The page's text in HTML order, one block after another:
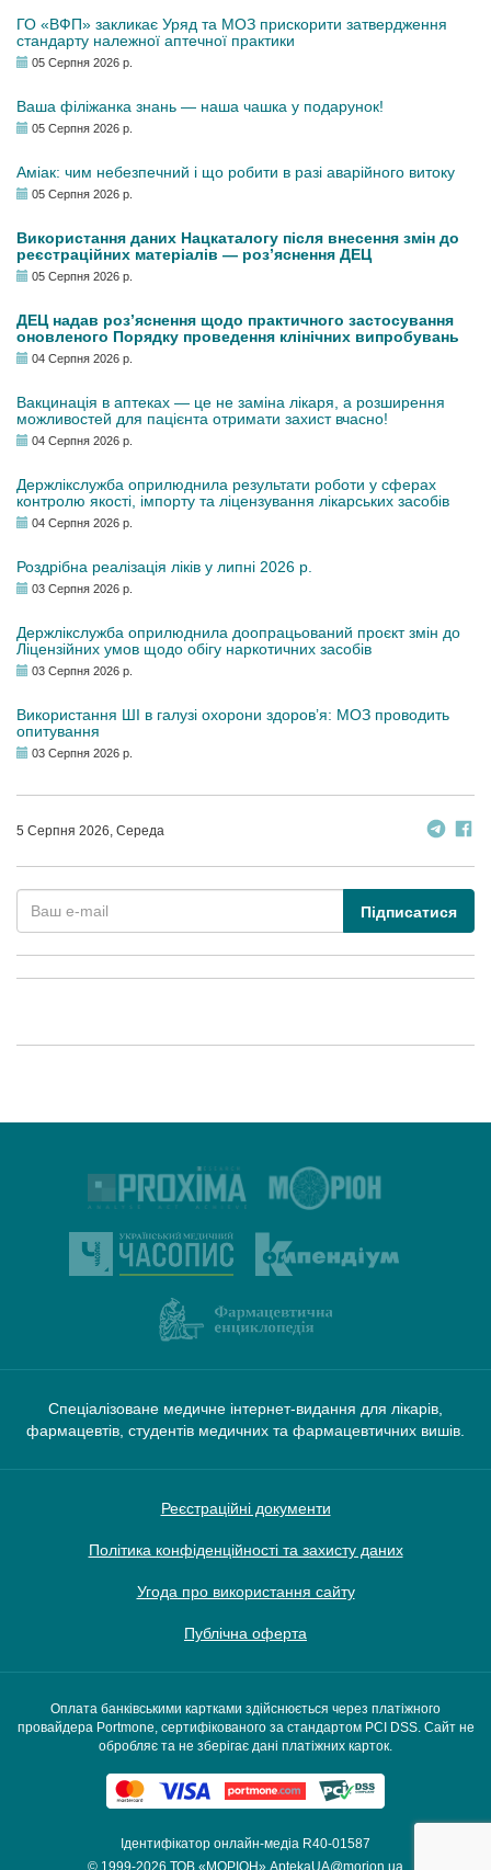
ГО «ВФП» закликає Уряд та МОЗ прискорити затвердження
стандарту належної аптечної практики
05 Серпня 2026 р.
Ваша філіжанка знань — наша чашка у подарунок!
05 Серпня 2026 р.
Аміак: чим небезпечний і що робити в разі аварійного витоку
05 Серпня 2026 р.
Використання даних Нацкаталогу після внесення змін до
реєстраційних матеріалів — роз’яснення ДЕЦ
05 Серпня 2026 р.
ДЕЦ надав роз’яснення щодо практичного застосування
оновленого Порядку проведення клінічних випробувань
04 Серпня 2026 р.
Вакцинація в аптеках — це не заміна лікаря, а розширення
можливостей для пацієнта отримати захист вчасно!
04 Серпня 2026 р.
Держлікслужба оприлюднила результати роботи у сферах
контролю якості, імпорту та ліцензування лікарських засобів
04 Серпня 2026 р.
Роздрібна реалізація ліків у липні 2026 р.
03 Серпня 2026 р.
Держлікслужба оприлюднила доопрацьований проєкт змін до
Ліцензійних умов щодо обігу наркотичних засобів
03 Серпня 2026 р.
Використання ШІ в галузі охорони здоров’я: МОЗ проводить
опитування
03 Серпня 2026 р.
5 Серпня 2026, Середа
Підписатися
Спеціалізоване медичне інтернет-видання для лікарів,
фармацевтів, студентів медичних та фармацевтичних вишів.
Реєстраційні документи
Політика конфіденційності та захисту даних
Угода про використання сайту
Публічна оферта
Ідентифікатор онлайн-медіа R40-01587
© 1999-2026 ТОВ «МОРІОН» AptekaUA@morion.ua
Оплата банківськими картками здійснюється через платіжного
провайдера Portmone, сертифікованого за стандартом PCI DSS. Сайт не
обробляє та не зберігає дані платіжних карток.